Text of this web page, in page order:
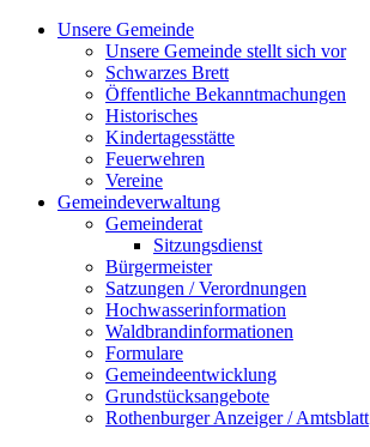
Zum
Unsere Gemeinde
Unsere Gemeinde stellt sich vor
Schwarzes Brett
Öffentliche Bekanntmachungen
Historisches
Kindertagesstätte
Feuerwehren
Vereine
Gemeindeverwaltung
Gemeinderat
Sitzungsdienst
Bürgermeister
Satzungen / Verordnungen
Hochwasserinformation
Waldbrandinformationen
Formulare
Gemeindeentwicklung
Grundstücksangebote
Rothenburger Anzeiger / Amtsblatt